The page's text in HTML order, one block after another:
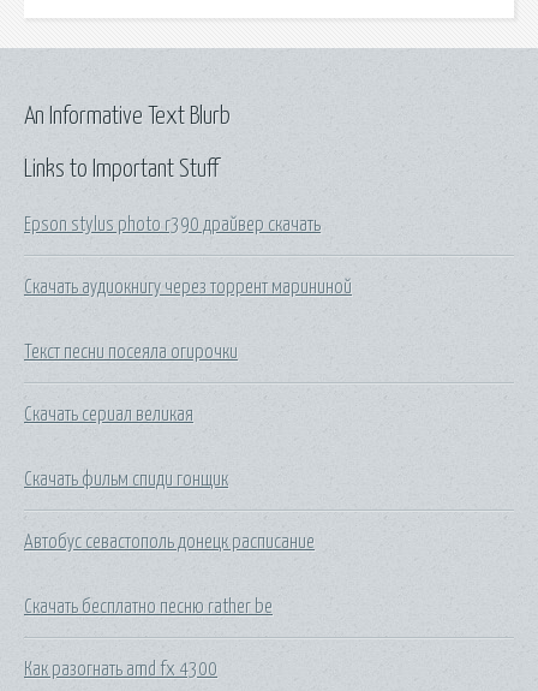
Links to Important Stuff
Epson stylus photo r390 драйвер скачать
Скачать аудиокнигу через торрент марининой
Текст песни посеяла огирочки
Скачать сериал великая
Скачать фильм спиди гонщик
Автобус севастополь донецк расписание
Скачать бесплатно песню rather be
Как разогнать amd fx 4300
An Informative Text Blurb